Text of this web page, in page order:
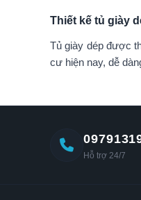
Thiết kế tủ giày
Tủ giày dép được
cư hiện nay, dễ
Hỗ trợ 24/7